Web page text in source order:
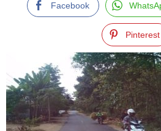
Facebook
Pinterest